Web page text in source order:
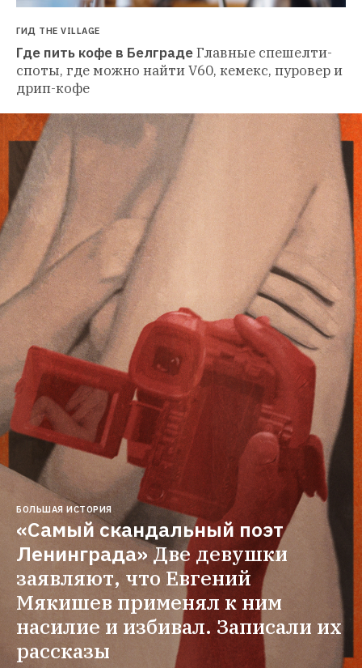
ГИД THE VILLAGE
Где пить кофе в БелградеГлавные спешелти-
споты, где можно найти V60, кемекс, пуровер и
дрип-кофе
БОЛЬШАЯ ИСТОРИЯ
«Самый скандальный поэт
Ленинграда»Две девушки
заявляют, что Евгений
Мякишев применял к ним
насилие и избивал. Записали их
рассказы